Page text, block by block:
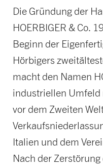
Die Gründung der
HOERBIGER & Co.
Beginn der
Hörbigers
macht den Namen
industriellen Umfeld
vor dem Zweiten
Italien und dem
Nach der